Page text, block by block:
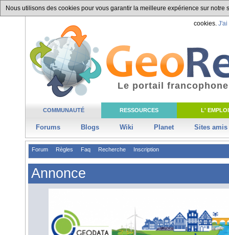
Nous utilisons des cookies pour vous garantir la meilleure expérience sur
cookies. J'ai
COMMUNAUTÉ RESSOURCES L' EMPLOI
Forums Blogs Wiki Planet Sites amis
Le portail
Forum Règles Faq Recherche Inscription
Annonce